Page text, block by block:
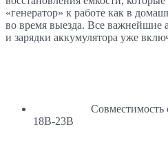
«генератор» к работе как в
во время выезда. Все важнейшие
и зарядки аккумулятора уже
18В-23В